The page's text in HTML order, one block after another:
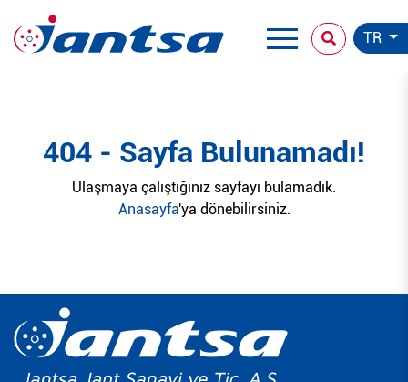
TR
404 - Sayfa Bulunamadı!
Ulaşmaya çalıştığınız sayfayı bulamadık.
Anasayfa'ya dönebilirsiniz.